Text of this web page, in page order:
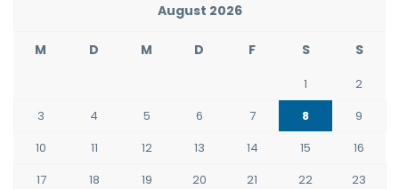
August 2026
M D M D F S S
1
2
3
4 5 6 7 8
9
10
11 12 13 14 15
16
17
18 19 20 21 22
23